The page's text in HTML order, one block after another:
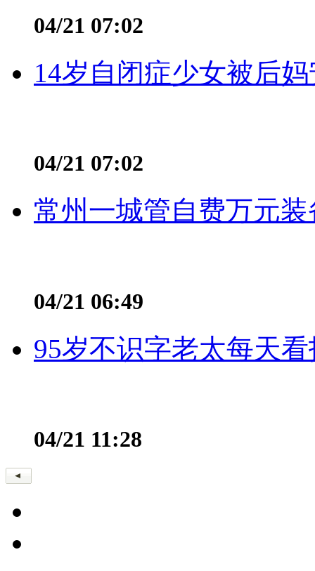
04/21 07:02
14岁自闭症少女被后
04/21 07:02
常州一城管自费万元
04/21 06:49
95岁不识字老太每天
04/21 11:28